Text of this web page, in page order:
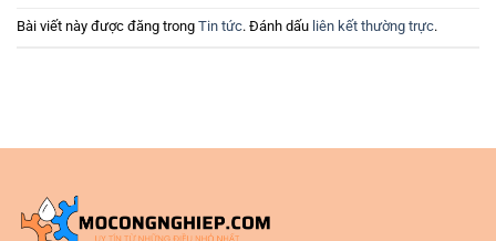
Bài viết này được đăng trong Tin tức. Đánh dấu liên kết thường trực.